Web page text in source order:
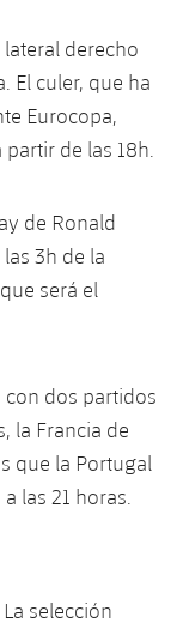
lateral derecho
El culer, que ha
Eurocopa,
de las 18h.
de Ronald
3h de la
será el
con dos partidos
la Francia de
que la Portugal
las 21 horas.
selección